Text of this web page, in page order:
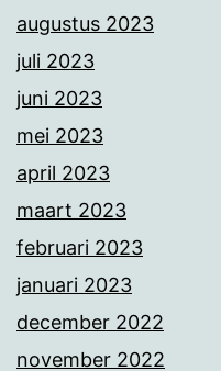
augustus 2023
juli 2023
juni 2023
mei 2023
april 2023
maart 2023
februari 2023
januari 2023
december 2022
november 2022